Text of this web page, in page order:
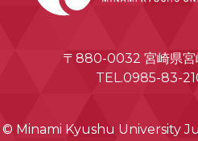
〒880-0032 宮崎県宮
TEL.0985-83-
© Minami Kyushu University